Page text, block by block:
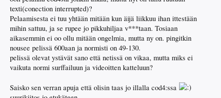
texti(conection interrupted)?
Pelaamisesta ei tuu yhtään mitään kun äijä liikkuu ihan ittestään
mihin sattuu, ja se rupee jo pikkuhiljaa v***taan. Tosiaan
aikasemmin ei oo ollu mitään ongelmia, mutta ny on. pingitkin
nousee pelissä 600aan ja normisti on 49-130.
pelissä olevat ystävät sano että netissä on vikaa, mutta miks ei
vaikuta normi surffailuun ja videoitten katteluun?
Saisko sen verran apuja että olisin taas jo illalla cod4:ssa